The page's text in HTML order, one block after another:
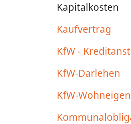
Kapitalkosten
Kaufvertrag
KfW -
KfW-Darlehen
KfW-